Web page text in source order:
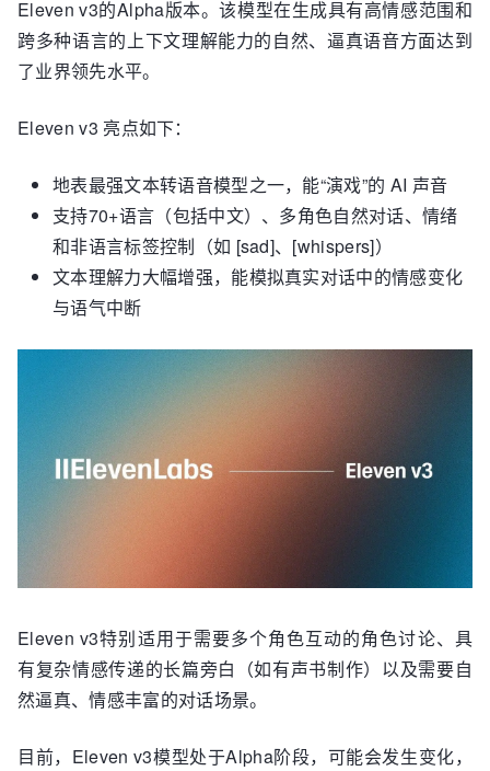
Eleven v3的Alpha版本。该模型在生成具有高情感范围和
跨多种语言的上下文理解能力的自然、逼真语音方面达到
了业界领先水平。
Eleven v3 亮点如下：
地表最强文本转语音模型之一，能“演戏”的 AI 声音
支持70+语言（包括中文）、多角色自然对话、情绪
和非语言标签控制（如 [sad]、[whispers]）
文本理解力大幅增强，能模拟真实对话中的情感变化
与语气中断
Eleven v3特别适用于需要多个角色互动的角色讨论、具
有复杂情感传递的长篇旁白（如有声书制作）以及需要自
然逼真、情感丰富的对话场景。
目前，Eleven v3模型处于Alpha阶段，可能会发生变化，